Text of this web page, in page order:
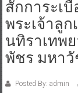
สักการะเ
พระเจ้าลู
นทิราเทพ
พัชร มหา
Posted By: admin